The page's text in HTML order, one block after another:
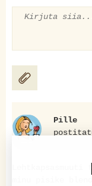
Pille
minu pisike